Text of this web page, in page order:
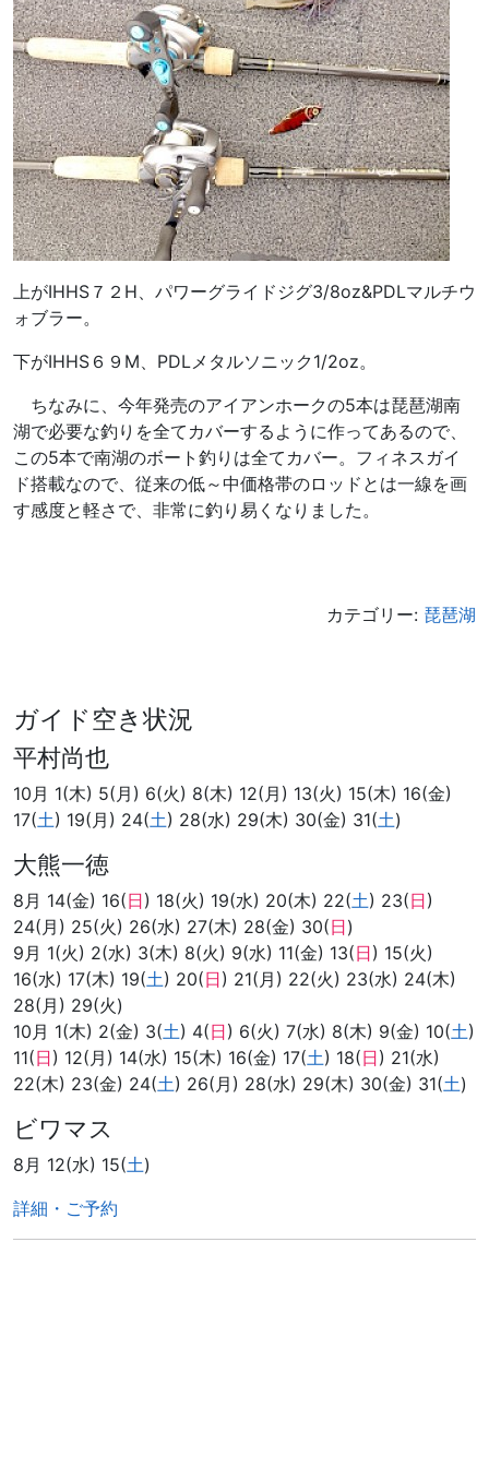
上がIHHS７２H、パワーグライドジグ3/8oz&PDLマルチウ
ォブラー。
下がIHHS６９M、PDLメタルソニック1/2oz。
ちなみに、今年発売のアイアンホークの5本は琵琶湖南
湖で必要な釣りを全てカバーするように作ってあるので、
この5本で南湖のボート釣りは全てカバー。フィネスガイ
ド搭載なので、従来の低～中価格帯のロッドとは一線を画
す感度と軽さで、非常に釣り易くなりました。
カテゴリー: 琵琶湖
ガイド空き状況
平村尚也
10月 1(木) 5(月) 6(火) 8(木) 12(月) 13(火) 15(木) 16(金)
17(土) 19(月) 24(土) 28(水) 29(木) 30(金) 31(土)
大熊一徳
8月 14(金) 16(日) 18(火) 19(水) 20(木) 22(土) 23(日)
24(月) 25(火) 26(水) 27(木) 28(金) 30(日)
9月 1(火) 2(水) 3(木) 8(火) 9(水) 11(金) 13(日) 15(火)
16(水) 17(木) 19(土) 20(日) 21(月) 22(火) 23(水) 24(木)
28(月) 29(火)
10月 1(木) 2(金) 3(土) 4(日) 6(火) 7(水) 8(木) 9(金) 10(土)
11(日) 12(月) 14(水) 15(木) 16(金) 17(土) 18(日) 21(水)
22(木) 23(金) 24(土) 26(月) 28(水) 29(木) 30(金) 31(土)
ビワマス
8月 12(水) 15(土)
詳細・ご予約